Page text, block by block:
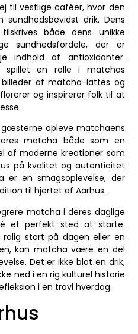
til vestlige caféer, hvor den
drik. Dens
både dens unikke
sundhedsfordele, der er
indhold af antioxidanter.
spillet en rolle i matchas
af matcha-lattes og
og inspirerer folk til at
gæsterne opleve matchaens
matcha både som en
af moderne kreationer som
på kvalitet og autenticitet
er en smagsoplevelse, der
til hjertet af Aarhus.
matcha i deres daglige
et perfekt sted at starte.
start på dagen eller en
kan matcha være en del
Det er ikke blot en drik,
ned i en rig kulturel historie
i en travl hverdag.